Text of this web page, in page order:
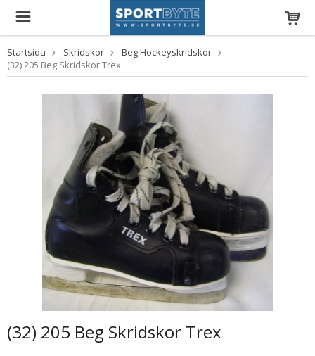
Startsida Skridskor
Beg Hockeyskridskor
(32) 205 Beg Skridskor Trex
(32) 205 Beg Skridskor Trex